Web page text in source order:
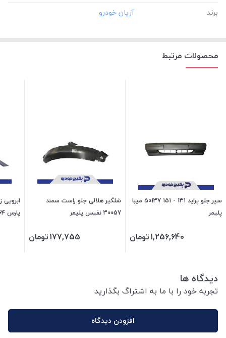
برند
محصولات مرتبط
سپر جلو پراید 131 - 151 50137 میبا
پلیمر
1,256,640تومان
شلگیر هلالی جلو راست سمند
30057 نفیس پلیمر
177,755تومان
پارس 40064 امیران
دیدگاه ها
تجربه خود را با ما به اشتراگ بگذارید
افزودن دیدگاه